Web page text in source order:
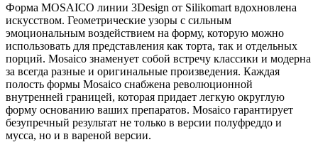
Форма MOSAICO линии 3Design от Silikomart вдохновлена
искусством. Геометрические узоры с сильным
эмоциональным воздействием на форму, которую можно
использовать для представления как торта, так и отдельных
порций. Mosaico знаменует собой встречу классики и модерна
за всегда разные и оригинальные произведения. Каждая
полость формы Mosaico снабжена революционной
внутренней границей, которая придает легкую округлую
форму основанию ваших препаратов. Mosaico гарантирует
безупречный результат не только в версии полуфреддо и
мусса, но и в вареной версии.